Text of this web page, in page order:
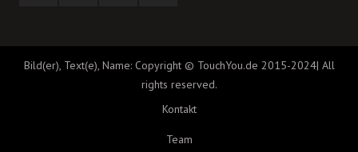
Bild(er), Text(e), Name: Copyright © TouchYou.de 2015-2024| All
rights reserved.
Kontakt
Team